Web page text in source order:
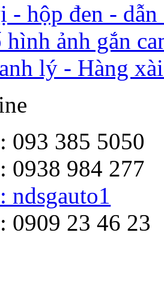
hộp đen - dẫn
ảnh gắn
lý - Hàng
093 385 5050
0938 984 277
ndsgauto1
0909 23 46 23